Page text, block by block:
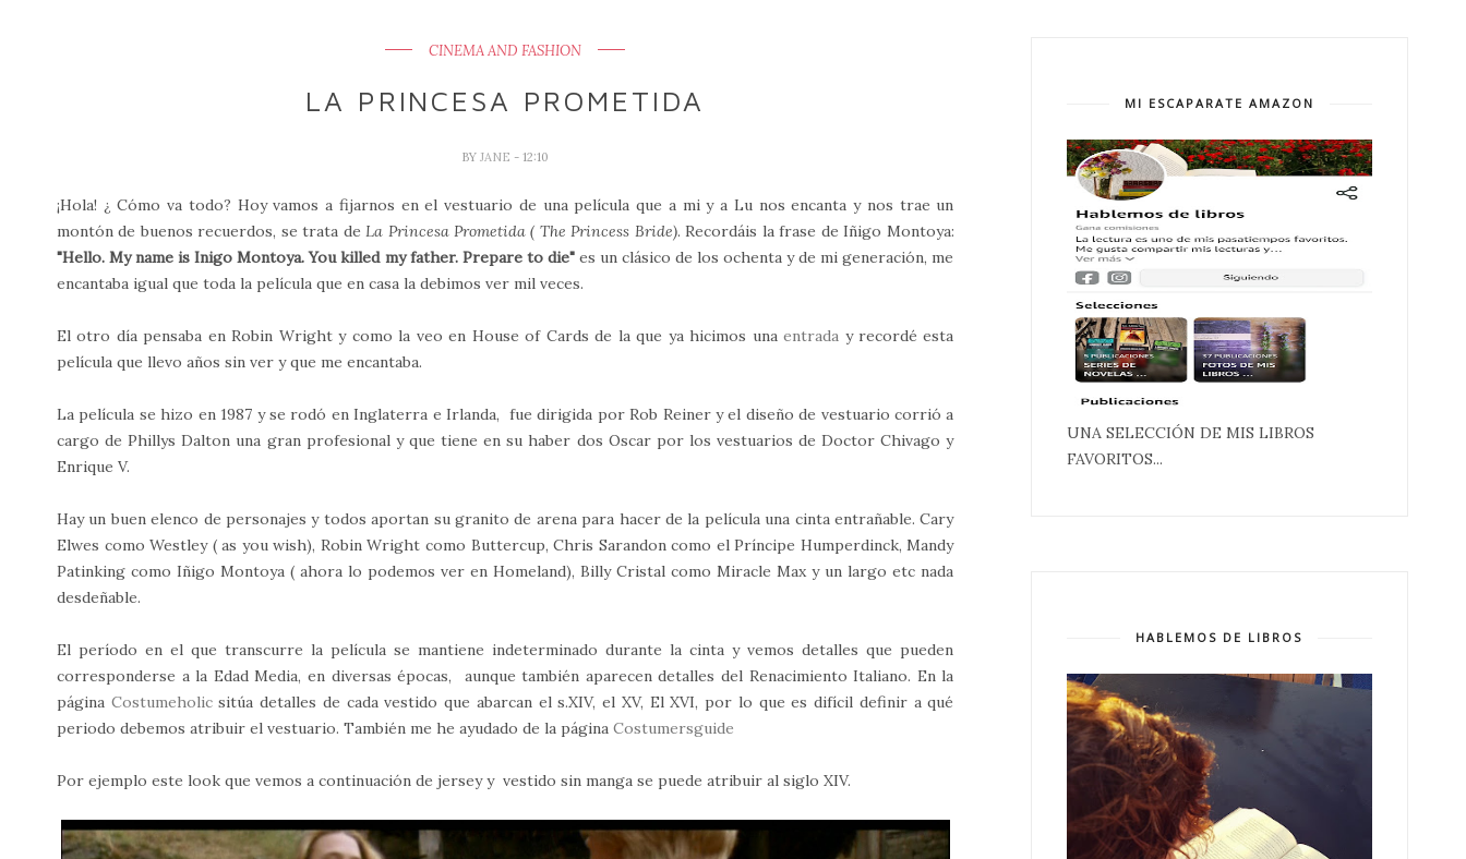
CINEMA AND FASHION
LA PRINCESA PROMETIDA
BYJANE - 12:10
¡Hola! ¿ Cómo va todo? Hoy vamos a fijarnos en el vestuario de una película que a mi y a Lu nos encanta y nos trae un
montón de buenos recuerdos, se trata de La Princesa Prometida ( The Princess Bride). Recordáis la frase de Iñigo Montoya:
"Hello. My name is Inigo Montoya. You killed my father. Prepare to die"es un clásico de los ochenta y de mi generación, me
encantaba igual que toda la película que en casa la debimos ver mil veces.
El otro día pensaba en Robin Wright y como la veo en House of Cards de la que ya hicimos unaentrada y recordé esta
película que llevo años sin ver y que me encantaba.
La película se hizo en 1987 y se rodó en Inglaterra e Irlanda, fue dirigida por Rob Reiner y el diseño de vestuario corrió a
cargo de Phillys Dalton una gran profesional y que tiene en su haber dos Oscar por los vestuarios de Doctor Chivago y
Enrique V.
Hay un buen elenco de personajes y todos aportan su granito de arena para hacer de la película una cinta entrañable. Cary
Elwes como Westley ( as you wish), Robin Wright como Buttercup, Chris Sarandon como el Príncipe Humperdinck, Mandy
Patinking como Iñigo Montoya ( ahora lo podemos ver en Homeland), Billy Cristal como Miracle Max y un largo etc nada
desdeñable.
El período en el que transcurre la película se mantiene indeterminado durante la cinta y vemos detalles que pueden
corresponderse a la Edad Media, en diversas épocas, aunque también aparecen detalles del Renacimiento Italiano. En la
página Costumeholicsitúa detalles de cada vestido que abarcan el s.XIV, el XV, El XVI, por lo que es difícil definir a qué
periodo debemos atribuir el vestuario. También me he ayudado de la página Costumersguide
Por ejemplo este look que vemos a continuación de jersey y vestido sin manga se puede atribuir al siglo XIV.
MI ESCAPARATE AMAZON
UNA SELECCIÓN DE MIS LIBROS
FAVORITOS...
HABLEMOS DE LIBROS